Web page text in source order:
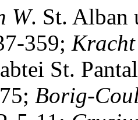
W. St. Alban
359; Kracht
St.
Borig-